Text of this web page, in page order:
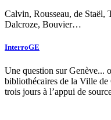
Calvin, Rousseau, de Staël,
Dalcroze, Bouvier…
InterroGE
Une question sur Genève...
bibliothécaires de la Ville de
trois jours à l’appui de